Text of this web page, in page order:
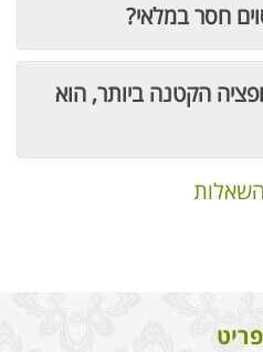
חסר במלאי?
הקטנה ביותר, הוא